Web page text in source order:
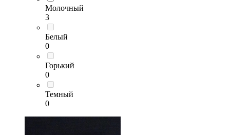
Молочный
3
Белый
0
Горький
0
Темный
0